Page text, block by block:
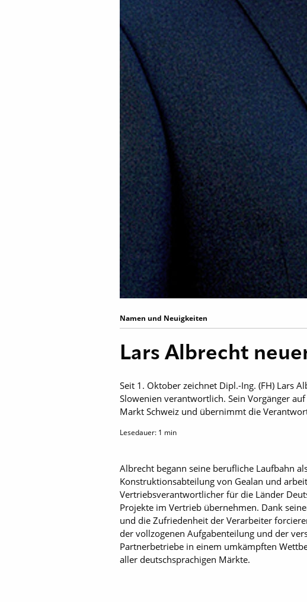
Namen und Neuigkeiten
Lars Albrecht
Seit 1. Oktober zeichnet Dipl.-Ing. (FH) Lars
Slowenien verantwortlich. Sein Vorgänger
Markt Schweiz und übernimmt die
Lesedauer: 1 min
Albrecht begann seine berufliche Laufbahn
Konstruktionsabteilung von Gealan und
Vertriebsverantwortlicher für die Länder
Projekte im Vertrieb übernehmen. Dank
und die Zufriedenheit der Verarbeiter
der vollzogenen Aufgabenteilung und der
Partnerbetriebe in einem umkämpften
aller deutschsprachigen Märkte.